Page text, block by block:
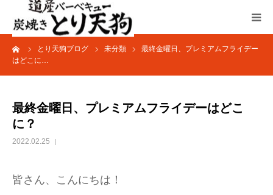
とり天狗ブログ 未分類
最終金曜日、プレミアムフライデー
はどこに…
最終金曜日、プレミアムフライデーはどこ
に？
2022.02.25
皆さん、こんにちは！
HOME